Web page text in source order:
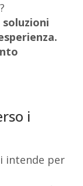
i
intende per